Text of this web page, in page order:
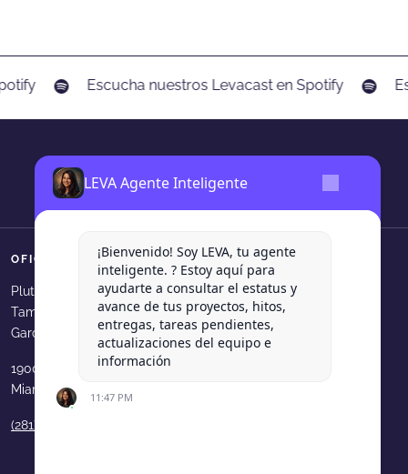
LEVA Agente Inteligente
¡Bienvenido! Soy LEVA, tu agente
inteligente. ? Estoy aquí para
ayudarte a consultar el estatus y
avance de tus proyectos, hitos,
entregas, tareas pendientes,
actualizaciones del equipo e
información
11:47 PM
Escucha nuestros Levacast en Spotify
OFICINAS
Plutarco Elias Calles 540, Col.
Tampiquito, San Pedro Garza
García, N.L.
1900 N Bayshore Dr. 33231
Miami, FL, USA
(281) 210 9189
SÍGUENOS
Levadura Agencia en
Levadura Agencia en
Levadura Agencia
Levadura Agencia en youtube
Levadura Agencia en